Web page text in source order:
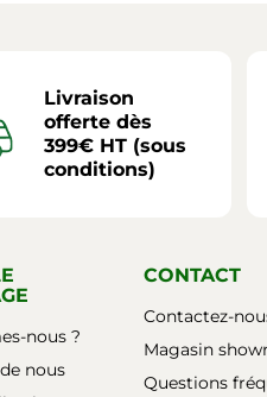
Livraison
offerte dès
399€ HT (sous
conditions)
nous ?
nous
CONTACT
Contactez-
Magasin
Questions